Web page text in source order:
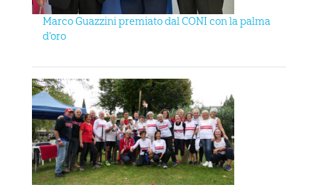
Marco Guazzini premiato dal CONI con la palma
d’oro